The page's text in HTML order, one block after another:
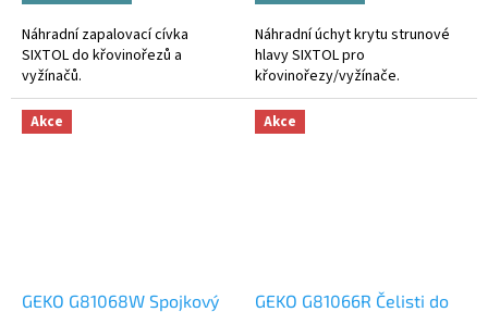
Náhradní zapalovací cívka
SIXTOL do křovinořezů a
vyžínačů.
Náhradní úchyt krytu strunové
hlavy SIXTOL pro
křovinořezy/vyžínače.
Akce
GEKO G81068W Spojkový
Akce
GEKO G81066R Čelisti do